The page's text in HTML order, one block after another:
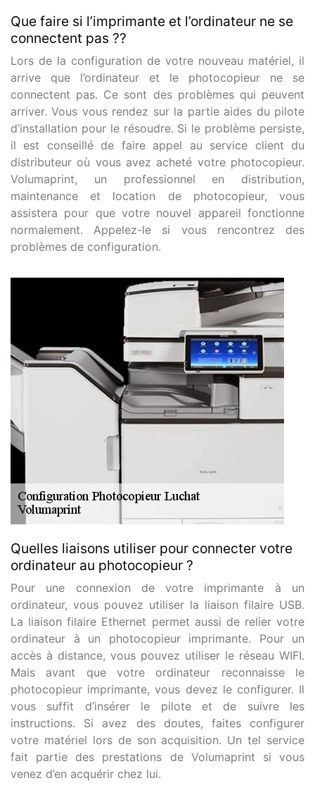
Que faire si l’imprimante et l’ordinateur ne se
connectent pas ??
Lors de la configuration de votre nouveau matériel, il
arrive que l’ordinateur et le photocopieur ne se
connectent pas. Ce sont des problèmes qui peuvent
arriver. Vous vous rendez sur la partie aides du pilote
d’installation pour le résoudre. Si le problème persiste,
il est conseillé de faire appel au service client du
distributeur où vous avez acheté votre photocopieur.
Volumaprint, un professionnel en distribution,
maintenance et location de photocopieur, vous
assistera pour que votre nouvel appareil fonctionne
normalement. Appelez-le si vous rencontrez des
problèmes de configuration.
Quelles liaisons utiliser pour connecter votre
ordinateur au photocopieur ?
Pour une connexion de votre imprimante à un
ordinateur, vous pouvez utiliser la liaison filaire USB.
La liaison filaire Ethernet permet aussi de relier votre
ordinateur à un photocopieur imprimante. Pour un
accès à distance, vous pouvez utiliser le réseau WIFI.
Mais avant que votre ordinateur reconnaisse le
photocopieur imprimante, vous devez le configurer. Il
vous suffit d’insérer le pilote et de suivre les
instructions. Si avez des doutes, faites configurer
votre matériel lors de son acquisition. Un tel service
fait partie des prestations de Volumaprint si vous
venez d’en acquérir chez lui.